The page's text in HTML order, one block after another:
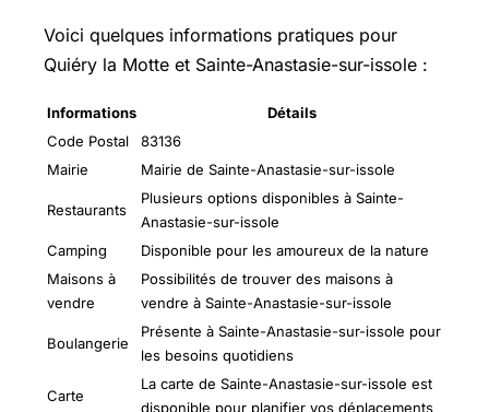
Voici quelques informations pratiques pour
Quiéry la Motte et Sainte-Anastasie-sur-issole :
Informations
Détails
Code Postal
83136
Mairie
Mairie de Sainte-Anastasie-sur-issole
Restaurants
Plusieurs options disponibles à Sainte-
Anastasie-sur-issole
Camping
Disponible pour les amoureux de la nature
Maisons à
vendre
Possibilités de trouver des maisons à
vendre à Sainte-Anastasie-sur-issole
Boulangerie
Présente à Sainte-Anastasie-sur-issole pour
les besoins quotidiens
Carte
La carte de Sainte-Anastasie-sur-issole est
disponible pour planifier vos déplacements